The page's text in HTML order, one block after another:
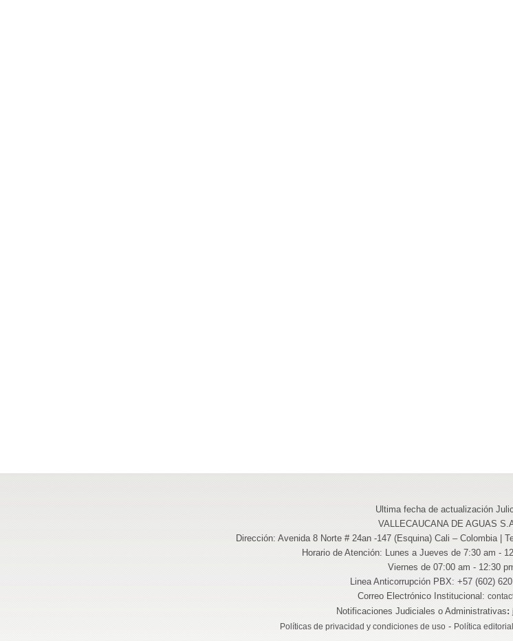
Ultima fecha de actualización
VALLECAUCANA DE AGUAS
Dirección: Avenida 8 Norte # 24an -147 (Esquina) Cali – Colombia |
Horario de Atención: Lunes a Jueves de 7:30 am -
Viernes de 07:00 am - 12:30 pm /
Linea Anticorrupción PBX: +57 (602)
Correo Electrónico Institucional:
Notificaciones Judiciales o Administrativas:
Políticas de privacidad y condiciones de uso- Política